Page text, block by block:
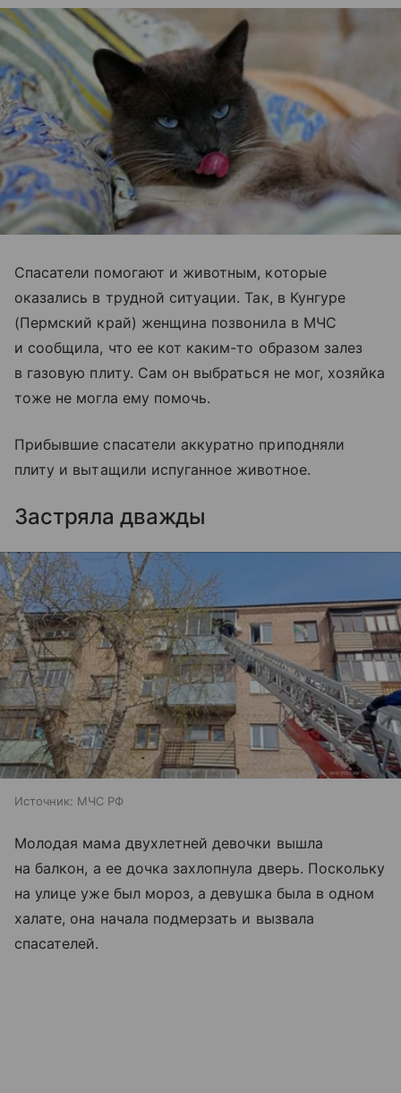
Спасатели помогают и животным, которые
оказались в трудной ситуации. Так, в Кунгуре
(Пермский край) женщина позвонила в МЧС
и сообщила, что ее кот каким-то образом залез
в газовую плиту. Сам он выбраться не мог, хозяйка
тоже не могла ему помочь.
Прибывшие спасатели аккуратно приподняли
плиту и вытащили испуганное животное.
Застряла дважды
Источник: МЧС РФ
Молодая мама двухлетней девочки вышла
на балкон, а ее дочка захлопнула дверь. Поскольку
на улице уже был мороз, а девушка была в одном
халате, она начала подмерзать и вызвала
спасателей.